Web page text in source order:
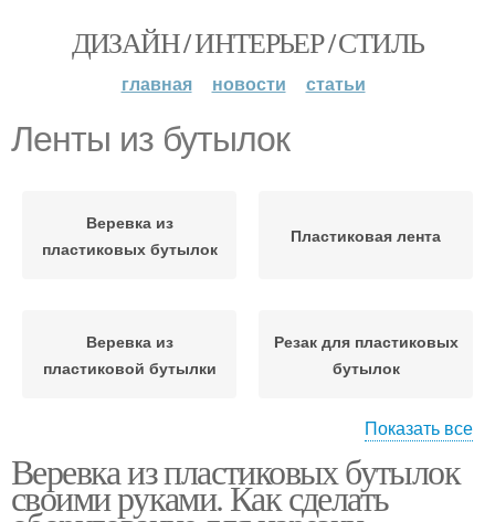
ДИЗАЙН / ИНТЕРЬЕР / СТИЛЬ
главная новости статьи
Ленты из бутылок
Веревка из
пластиковых бутылок
Пластиковая лента
Веревка из
пластиковой бутылки
Резак для пластиковых
бутылок
канцелярского ножа
Пластиковые бутылки
Показать все
Веревка из пластиковых бутылок
своими руками. Как сделать